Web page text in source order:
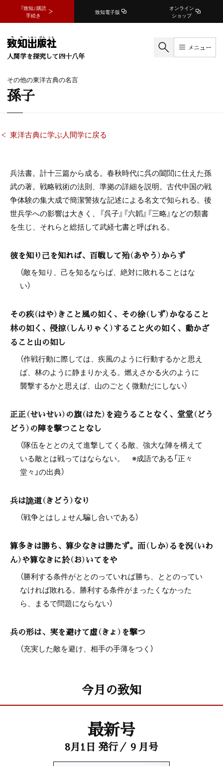
『致知』購読
手続き
致知電子版
オンライン
ショップ
人間学を探究して四十八年
メニュー
その他の東洋古典の名言
孫子
東洋古典に学ぶ人間学に戻る
兵法書。計十三篇から成る。春秋時代に呉の闔閭に仕えた孫
武の著。戦略戦術の法則、準拠の詳細を説明。古代中国の戦
争体験の集大成で簡潔警抜な記述による名文で知られる。後
世兵学への影響は大きく、『呉子』『六韜』『三略』などの類書
を生じ、それらと総括して武経七書と呼ばれる。
彼を知り己を知れば、百戦して殆（あやう）からず
（敵を知り、己を知るならば、絶対に敗れることはな
い）
その疾（はや）きこと風の如く、その徐（しず）かなること
林の如く、侵掠（しんりゃく）すること火の如く、動かざ
ること山の如し
（作戦行動に際しては、疾風のように行動するかと思え
ば、林のように静まりかえる。燃えさかる火のように
襲撃するかと思えば、山のごとく微動だにしない）
正正（せいせい）の旗（はた）を迎うることなく、堂堂（どう
どう）の陣を撃つことなし
（隊伍をととのえて進撃してくる敵、強大な陣を構えて
いる敵とは戦ってはならない。 ※成語である「正々
堂々」の出典）
兵は詭道（きどう）なり
（戦争とはしょせん騙し合いである）
算多きは勝ち、算少なきは勝たず。而（しか）るを況（いわ
ん）や算なきに於（お）いてをや
（勝利する条件がととのっていれば勝ち、ととのってい
なければ敗れる。勝利する条件がまったくなかった
ら、まるで問題にならない）
兵の形は、実を避けて虚（きょ）を撃つ
（充実した敵を避け、相手の手薄をつく）
今月の致知
最新号
8月1日 発行／ 9 月号